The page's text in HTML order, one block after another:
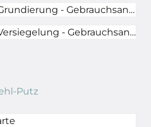
BaseBeton Paint - Grundierung - Gebrauchsanweisung + Technisches Datenblatt
BaseBeton Paint - Versiegelung - Gebrauchsanweisung + Technisches Datenblatt
Putz